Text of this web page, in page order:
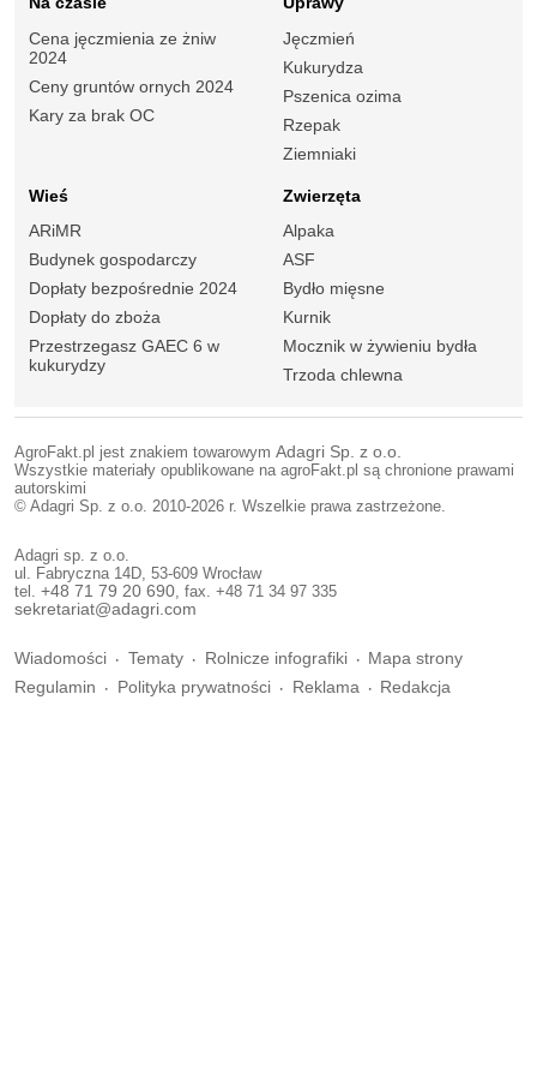
Cena jęczmienia ze żniw
2024
Ceny gruntów ornych 2024
Kary za brak OC
Jęczmień
Kukurydza
Pszenica ozima
Rzepak
Ziemniaki
Wieś
ARiMR
Budynek gospodarczy
Dopłaty bezpośrednie 2024
Dopłaty do zboża
Przestrzegasz GAEC 6 w
kukurydzy
Zwierzęta
Alpaka
ASF
Bydło mięsne
Kurnik
Mocznik w żywieniu bydła
Trzoda chlewna
AgroFakt.pl jest znakiem towarowym Adagri Sp. z o.o.
Wszystkie materiały opublikowane na agroFakt.pl są chronione prawami
autorskimi
© Adagri Sp. z o.o. 2010-2026 r. Wszelkie prawa zastrzeżone.
Adagri sp. z o.o.
ul. Fabryczna 14D, 53-609 Wrocław
tel. +48 71 79 20 690 , fax. +48 71 34 97 335
sekretariat@adagri.com
Wiadomości Tematy Rolnicze infografiki
Mapa strony
Regulamin
Polityka prywatności Reklama Redakcja